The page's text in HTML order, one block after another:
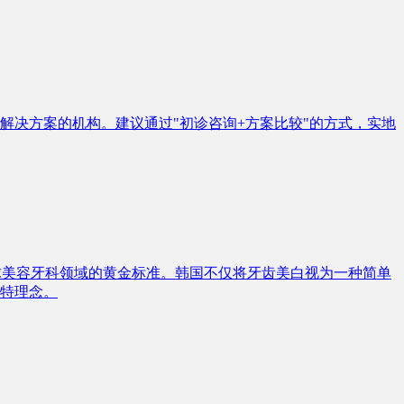
决方案的机构。建议通过"初诊咨询+方案比较"的方式，实地
容牙科领域的黄金标准。韩国不仅将牙齿美白视为一种简单
理念。